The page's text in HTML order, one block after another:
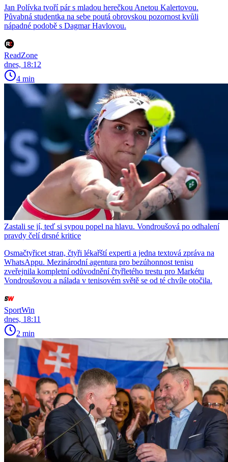
Jan Polívka tvoří pár s mladou herečkou Anetou Kalertovou.
Půvabná studentka na sebe poutá obrovskou pozornost kvůli
nápadné podobě s Dagmar Havlovou.
ReadZone
dnes, 18:12
4 min
Zastali se jí, teď si sypou popel na hlavu. Vondroušová po odhalení
pravdy čelí drsné kritice
Osmačtyřicet stran, čtyři lékařští experti a jedna textová zpráva na
WhatsAppu. Mezinárodní agentura pro bezúhonnost tenisu
zveřejnila kompletní odůvodnění čtyřletého trestu pro Markétu
Vondroušovou a nálada v tenisovém světě se od té chvíle otočila.
SportWin
dnes, 18:11
2 min